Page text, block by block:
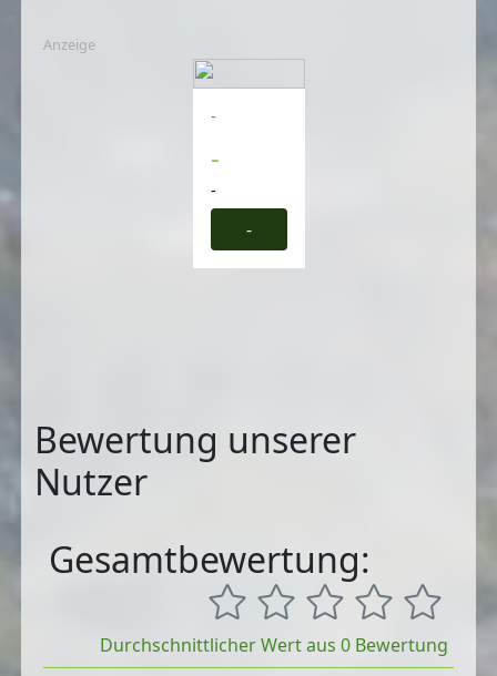
Anzeige
-
-
-
-
Bewertung unserer
Nutzer
Gesamtbewertung:
Durchschnittlicher Wert aus 0 Bewertung